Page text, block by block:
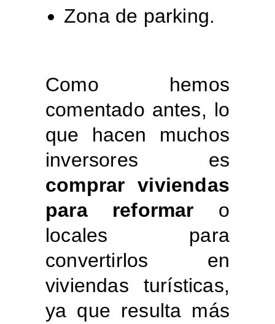
Zona de parking.
Como hemos
comentado antes, lo
que hacen muchos
inversores es
comprar viviendas
para reformar o
locales para
convertirlos en
viviendas turísticas,
ya que resulta más